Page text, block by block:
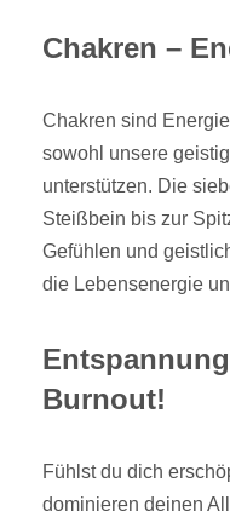
Chakren –
Chakren sind
sowohl unsere
unterstützen. Die
Steißbein bis zur
Gefühlen und
die Lebensenergie
Burnout!
Fühlst du dich
dominieren deinen